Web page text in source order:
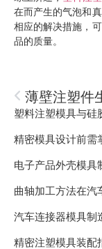
在而产生的气泡和
相应的解决措施，
品的质量。
塑料注塑模具与硅
精密模具设计前需
电子产品外壳模具
曲轴加工方法在汽
汽车连接器模具制
精密注塑模具装配